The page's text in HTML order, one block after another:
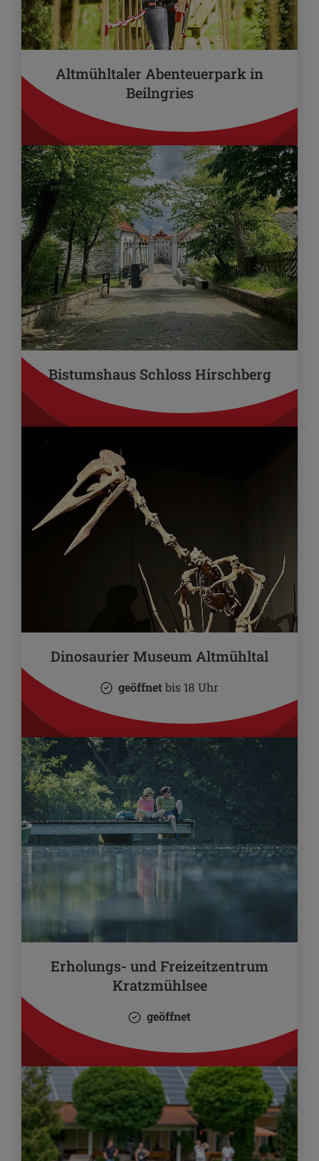
Altmühltaler Abenteuerpark in
Beilngries
Bistumshaus Schloss Hirschberg
Dinosaurier Museum Altmühltal
geöffnet bis 18 Uhr
Erholungs- und Freizeitzentrum
Kratzmühlsee
geöffnet